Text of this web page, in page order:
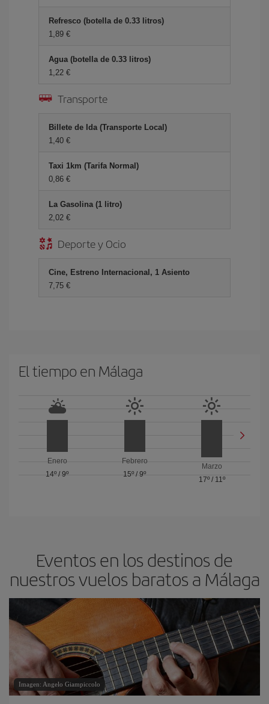
Refresco (botella de 0.33 litros)
1,89
Agua (botella de 0.33 litros)
1,22
Transporte
Billete de Ida (Transporte Local)
1,40
Taxi 1km (Tarifa Normal)
0,86
La Gasolina (1 litro)
2,02
Deporte y Ocio
Cine, Estreno Internacional, 1 Asiento
7,75
El tiempo en Málaga
Enero
14º /9º
Febrero
15º / 9º
Marzo
17º/ 11º
Eventos en los destinos de
nuestros vuelos baratos a Málaga
Imagen: Angelo Giampiccolo